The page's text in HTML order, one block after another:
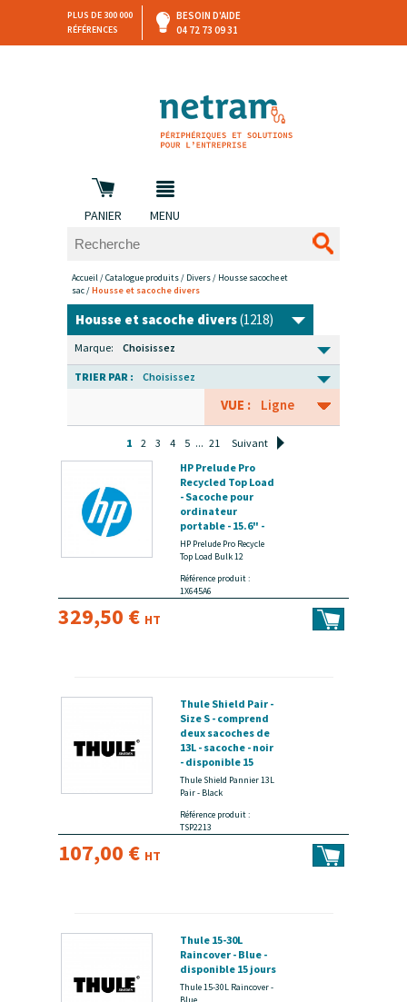
PLUS DE 300 000
RÉFÉRENCES
BESOIN D'AIDE
04 72 73 09 31
PANIER MENU
Accueil/Catalogue produits/ Divers/ Housse sacoche et
sac/Housse et sacoche divers
Housse et sacoche divers(1218)
Marque: Choisissez
TRIER PAR : Choisissez
VUE : Ligne
1 2 3 4 5 ... 21
Suivant
HP Prelude Pro
Recycled Top Load
- Sacoche pour
ordinateur
portable - 15.6" -
noir (pack de 12) -
disponible 15 jours
HP Prelude Pro Recycle
Top Load Bulk 12
Référence produit :
1X645A6
329,50 € HT
Thule Shield Pair -
Size S - comprend
deux sacoches de
13L - sacoche - noir
- disponible 15
jours
Thule Shield Pannier 13L
Pair - Black
Référence produit :
TSP2213
107,00 € HT
Thule 15-30L
Raincover - Blue -
disponible 15 jours
Thule 15-30L Raincover -